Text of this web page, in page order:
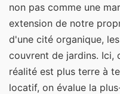
non pas comme une
extension de notre
d'une cité organique,
couvrent de jardins. Ici,
réalité est plus terre à
locatif, on évalue la